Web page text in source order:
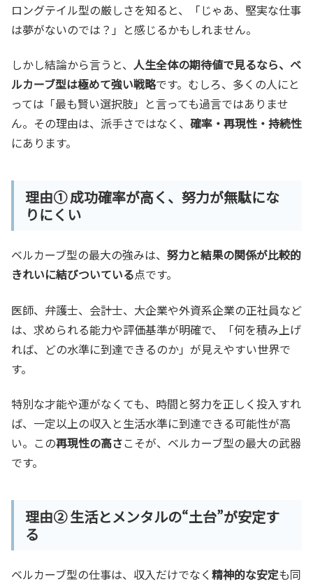
ロングテイル型の厳しさを知ると、「じゃあ、堅実な仕事
は夢がないのでは？」と感じるかもしれません。
しかし結論から言うと、 人生全体の期待値で見るなら、ベ
ルカーブ型は極めて強い戦略です。むしろ、多くの人にと
っては「最も賢い選択肢」と言っても過言ではありませ
ん。その理由は、派手さではなく、 確率・再現性・持続性
にあります。
理由① 成功確率が高く、努力が無駄にな
りにくい
ベルカーブ型の最大の強みは、 努力と結果の関係が比較的
きれいに結びついている点です。
医師、弁護士、会計士、大企業や外資系企業の正社員など
は、求められる能力や評価基準が明確で、「何を積み上げ
れば、どの水準に到達できるのか」が見えやすい世界で
す。
特別な才能や運がなくても、時間と努力を正しく投入すれ
ば、一定以上の収入と生活水準に到達できる可能性が高
い。この再現性の高さこそが、ベルカーブ型の最大の武器
です。
理由② 生活とメンタルの“土台”が安定す
る
ベルカーブ型の仕事は、収入だけでなく精神的な安定も同